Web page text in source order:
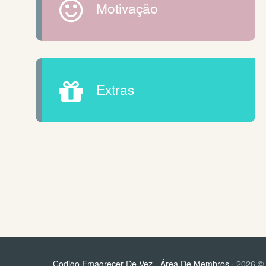
Motivação
Extras
Codigo Emagrecer De Vez - Área De Membros· 2026 ©